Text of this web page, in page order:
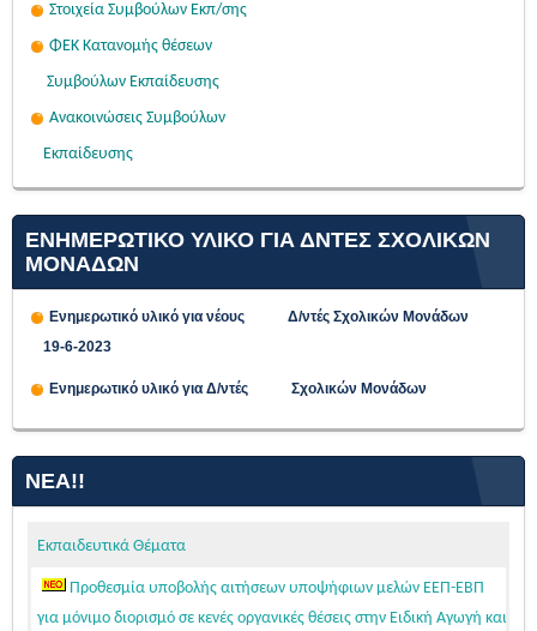
Στοιχεία Συμβούλων Εκπ/σης
ΦΕΚ Κατανομής θέσεων
Συμβούλων Εκπαίδευσης
Ανακοινώσεις Συμβούλων
Εκπαίδευσης
ΕΝΗΜΕΡΩΤΙΚΟ ΥΛΙΚΟ ΓΙΑ ΔΝΤΕΣ ΣΧΟΛΙΚΩΝ
ΜΟΝΑΔΩΝ
Ενημερωτικό υλικό για νέους Δ/ντές Σχολικών Μονάδων
19-6-2023
Ενημερωτικό υλικό για Δ/ντές Σχολικών Μονάδων
ΝΈΑ!!
Εκπαιδευτικά Θέματα
Προθεσμία υποβολής αιτήσεων υποψήφιων μελών ΕΕΠ-ΕΒΠ
για μόνιμο διορισμό σε κενές οργανικές θέσεις στην Ειδική Αγωγή και